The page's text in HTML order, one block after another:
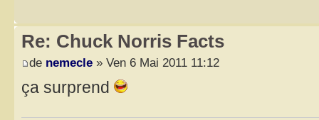
Re: Chuck Norris Facts
de nemecle » Ven 6 Mai 2011 11:12
ça surprend